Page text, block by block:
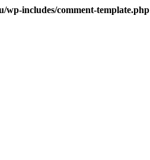
wp-includes/comment-template.php